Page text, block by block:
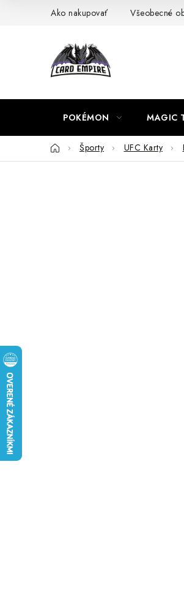
Ako nakupovať Všeobecné
POKÉMON MAGIC
DomovŠporty UFC Karty